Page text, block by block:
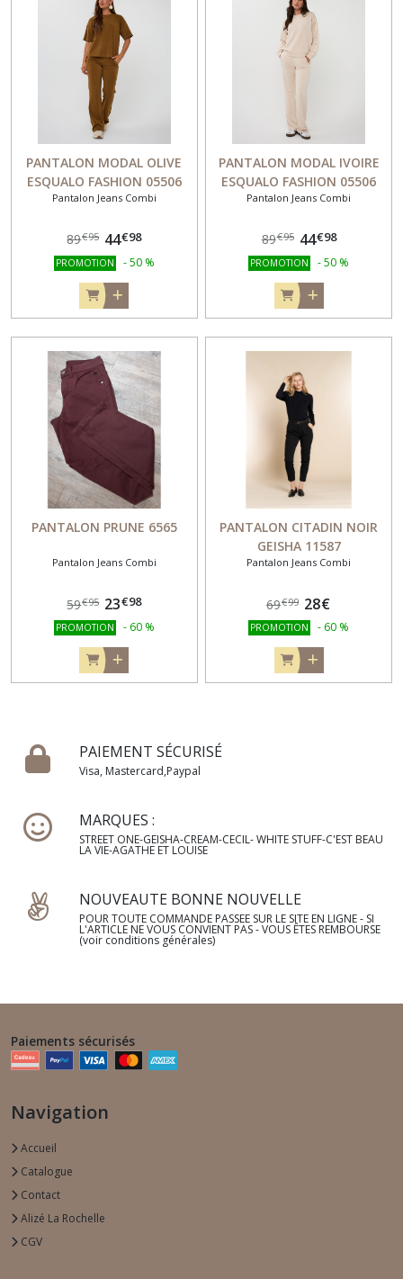
PANTALON MODAL OLIVE
ESQUALO FASHION 05506
Pantalon Jeans Combi
89€95 44€98
PROMOTION -50 %
PANTALON MODAL IVOIRE
ESQUALO FASHION 05506
Pantalon Jeans Combi
89€95 44€98
PROMOTION -50 %
PANTALON PRUNE 6565
Pantalon Jeans Combi
59€95 23€98
PROMOTION - 60 %
PANTALON CITADIN NOIR
GEISHA 11587
Pantalon Jeans Combi
69€99 28€
PROMOTION - 60 %
PAIEMENT SÉCURISÉ
Visa, Mastercard,Paypal
MARQUES :
STREET ONE-GEISHA-CREAM-CECIL- WHITE STUFF-C'EST BEAU
LA VIE-AGATHE ET LOUISE
NOUVEAUTE BONNE NOUVELLE
POUR TOUTE COMMANDE PASSEE SUR LE SITE EN LIGNE - SI
L'ARTICLE NE VOUS CONVIENT PAS - VOUS ÊTES REMBOURSE
(voir conditions générales)
Paiements sécurisés
Navigation
Accueil
Catalogue
Contact
Alizé La Rochelle
CGV